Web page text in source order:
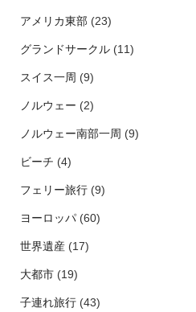
アメリカ東部(23)
グランドサークル(11)
スイス一周 (9)
ノルウェー (2)
ノルウェー南部一周 (9)
ビーチ (4)
フェリー旅行(9)
ヨーロッパ(60)
世界遺産(17)
大都市(19)
子連れ旅行(43)